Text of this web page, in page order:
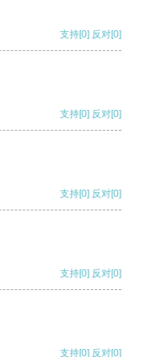
支持[0] 反对[0]
支持[0] 反对[0]
支持[0] 反对[0]
支持[0] 反对[0]
支持[0] 反对[0]